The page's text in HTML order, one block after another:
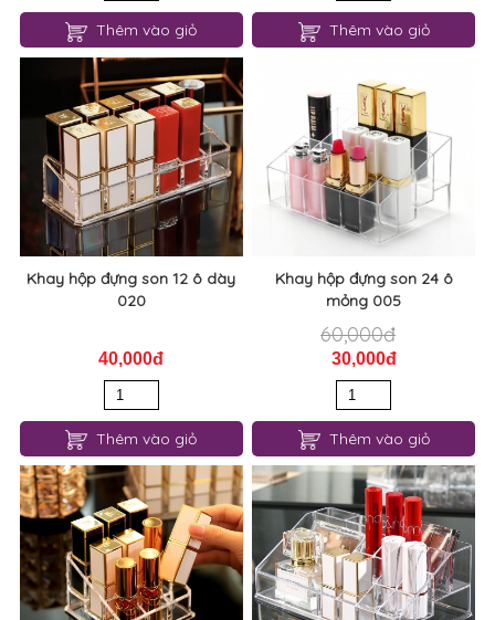
Thêm vào giỏ Thêm vào giỏ
Khay hộp đựng son 12 ô dày
020
40,000đ
Thêm vào giỏ
Khay hộp đựng son 24 ô
mỏng 005
60,000đ
30,000đ
Thêm vào giỏ